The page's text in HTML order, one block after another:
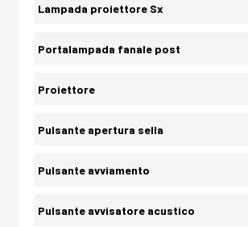
Lampada proiettore Sx
Portalampada fanale post
Proiettore
Pulsante apertura sella
Pulsante avviamento
Pulsante avvisatore acustico